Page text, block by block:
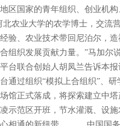
区国家的青年组织、创业机
北农业大学的农学博士，交流
验、农业技术带回尼泊尔，
组织发展贡献力量。”马加
台联合创始人胡凤兰告诉本
通过组织“模拟上合组织”
馆正式落成，将探索建立中
示范区开班，节水灌溉、设